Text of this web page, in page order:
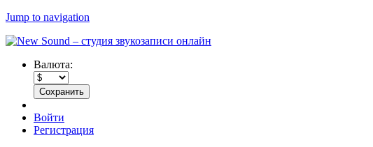
Jump to navigation
Валюта:
Войти
Регистрация